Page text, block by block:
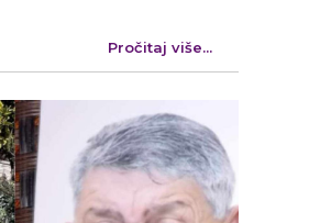
Pročitaj više...